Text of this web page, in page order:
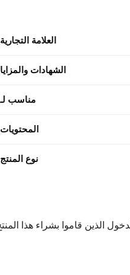
العلامة التجارية
الشهادات والمزايا
مناسب لـ
المحتويات
نوع المنتج
الذين قاموا بشراء هذا